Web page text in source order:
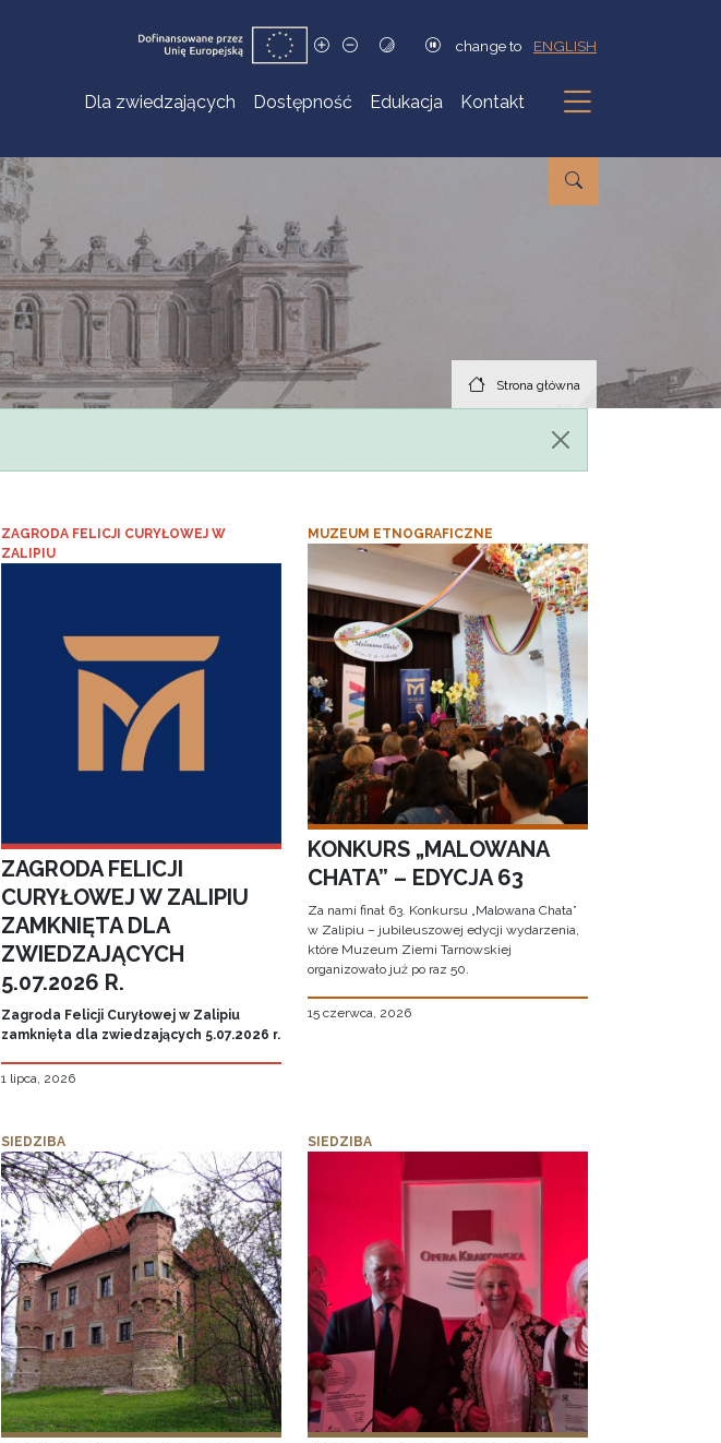
change to ENGLISH
Dla zwiedzających Dostępność Edukacja Kontakt
Podmenu
Strona główna
ZAGRODA FELICJI CURYŁOWEJ W
ZALIPIU
ZAGRODA FELICJI
CURYŁOWEJ W ZALIPIU
ZAMKNIĘTA DLA
ZWIEDZAJĄCYCH
5.07.2026 R.
Zagroda Felicji Curyłowej w Zalipiu
zamknięta dla zwiedzających 5.07.2026 r.
1 lipca, 2026
MUZEUM ETNOGRAFICZNE
KONKURS „MALOWANA
CHATA” – EDYCJA 63
Za nami finał 63. Konkursu „Malowana Chata”
w Zalipiu – jubileuszowej edycji wydarzenia,
które Muzeum Ziemi Tarnowskiej
organizowało już po raz 50.
15 czerwca, 2026
SIEDZIBA SIEDZIBA